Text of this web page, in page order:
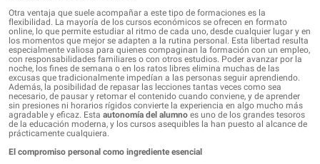
Otra ventaja que suele acompañar a este tipo de formaciones es la
flexibilidad. La mayoría de los cursos económicos se ofrecen en formato
online, lo que permite estudiar al ritmo de cada uno, desde cualquier lugar y en
los momentos que mejor se adapten a la rutina personal. Esta libertad resulta
especialmente valiosa para quienes compaginan la formación con un empleo,
con responsabilidades familiares o con otros estudios. Poder avanzar por la
noche, los fines de semana o en los ratos libres elimina muchas de las
excusas que tradicionalmente impedían a las personas seguir aprendiendo.
Además, la posibilidad de repasar las lecciones tantas veces como sea
necesario, de pausar y retomar el contenido cuando conviene, y de aprender
sin presiones ni horarios rígidos convierte la experiencia en algo mucho más
agradable y eficaz. Esta autonomía del alumno es uno de los grandes tesoros
de la educación moderna, y los cursos asequibles la han puesto al alcance de
prácticamente cualquiera.
El compromiso personal como ingrediente esencial